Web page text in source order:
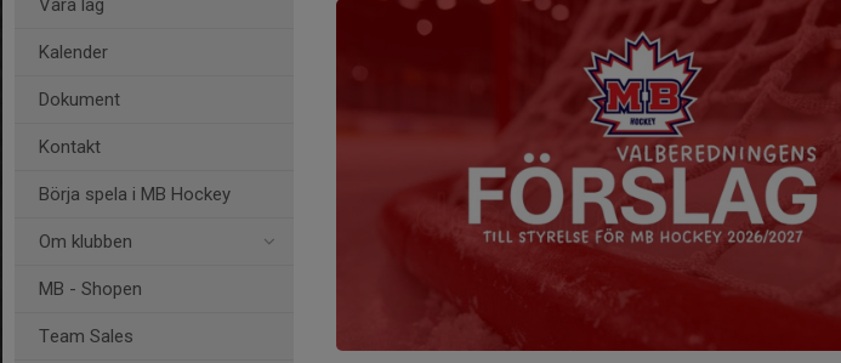
Våra lag
Kalender
Dokument
Kontakt
Börja spela i MB Hockey
Om klubben
MB - Shopen
Team Sales